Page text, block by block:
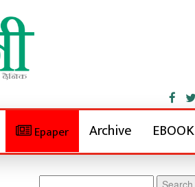
Epaper Archive EBOOK